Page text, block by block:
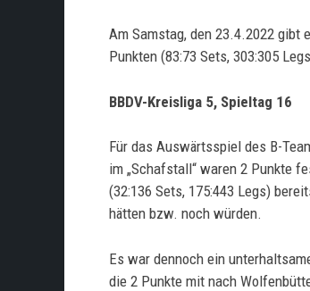
Am Samstag, den 23.4.2022 gibt
Punkten (83:73 Sets, 303:305
BBDV-Kreisliga 5, Spieltag 16
Für das Auswärtsspiel des B-
im „Schafstall“ waren 2 Punkte
(32:136 Sets, 175:443 Legs)
hätten bzw. noch würden.
Es war dennoch ein
die 2 Punkte mit nach